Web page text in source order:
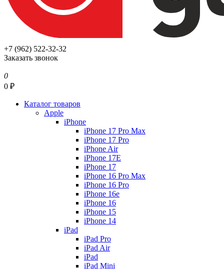
+7 (962) 522-32-32
Заказать звонок
0
0 ₽
Каталог товаров
Apple
iPhone
iPhone 17 Pro Max
iPhone 17 Pro
iPhone Air
iPhone 17E
iPhone 17
iPhone 16 Pro Max
iPhone 16 Pro
iPhone 16e
iPhone 16
iPhone 15
iPhone 14
iPad
iPad Pro
iPad Air
iPad
iPad Mini